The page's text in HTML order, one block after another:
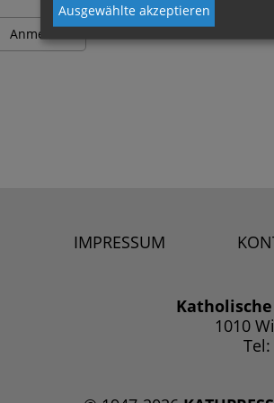
IMPRESSUM
1010
Ausgewählte akzeptieren